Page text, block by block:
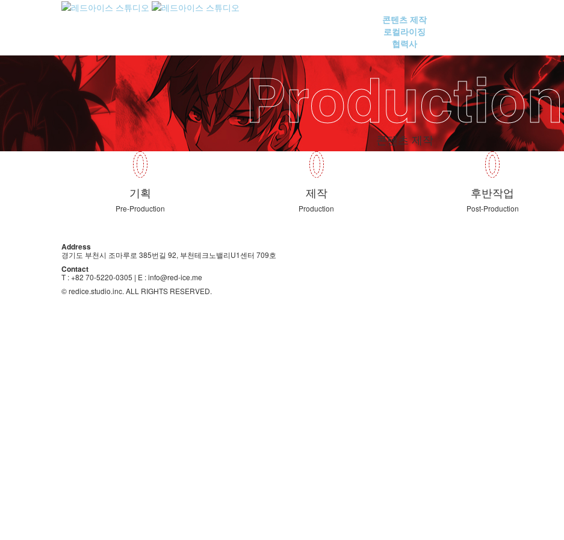
콘텐츠 제작
로컬라이징
협력사
Production
콘텐츠 제작
기획
Pre-Production
제작
Production
후반작업
Post-Production
Address
경기도 부천시 조마루로 385번길 92, 부천테크노밸리U1센터 709호
Contact
T : +82 70-5220-0305 | E : info@red-ice.me
© redice.studio.inc. ALL RIGHTS RESERVED.